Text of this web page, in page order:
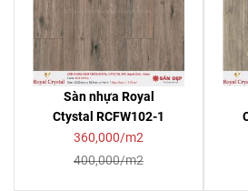
Sàn nhựa Royal
Ctystal RCFW102-1
360,000/m2
400,000/m2